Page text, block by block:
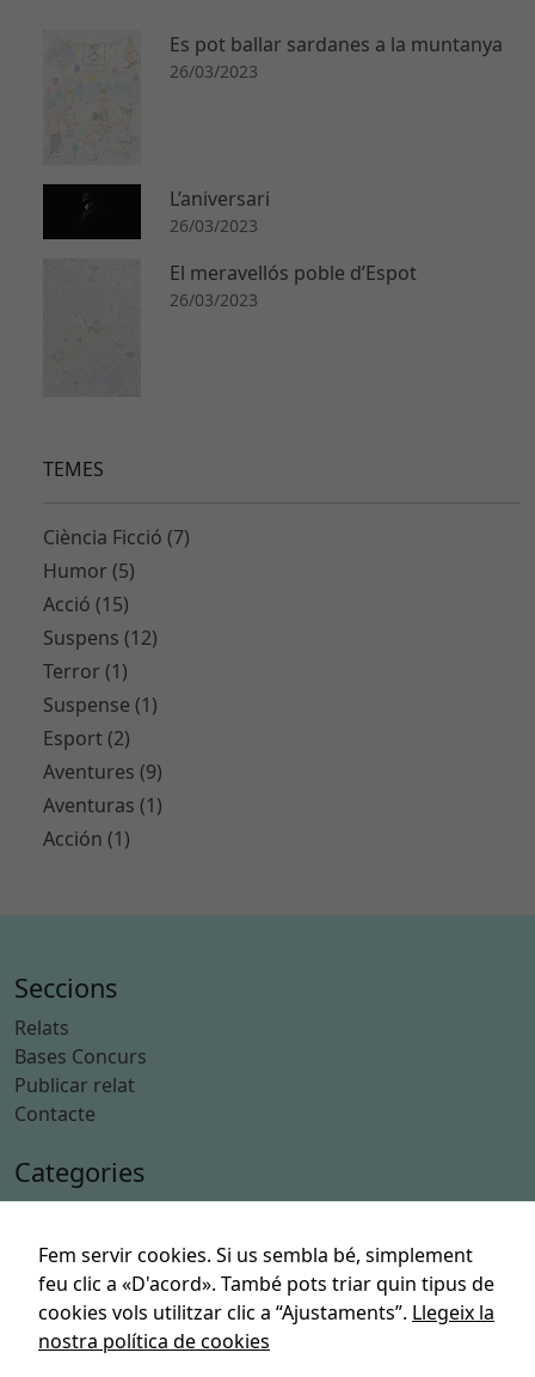
Es pot ballar sardanes a la muntanya
26/03/2023
L’aniversari
26/03/2023
El meravellós poble d’Espot
26/03/2023
TEMES
Ciència Ficció (7)
Humor (5)
Acció (15)
Suspens (12)
Terror (1)
Suspense (1)
Esport (2)
Aventures (9)
Aventuras (1)
Acción (1)
Seccions
Relats
Bases Concurs
Publicar relat
Contacte
Categories
Ciència Ficció
Esport
Humor
Suspens
Fem servir cookies. Si us sembla bé, simplement
feu clic a «D'acord». També pots triar quin tipus de
cookies vols utilitzar clic a “Ajustaments”. Llegeix la
nostra política de cookies